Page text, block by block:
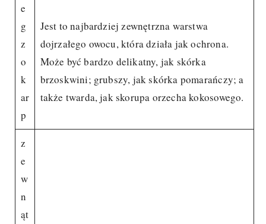
e
g
z
o
k
ar
p
Jest to najbardziej zewnętrzna warstwa
dojrzałego owocu, która działa jak ochrona.
Może być bardzo delikatny, jak skórka
brzoskwini; grubszy, jak skórka pomarańczy; a
także twarda, jak skorupa orzecha kokosowego.
z
e
w
n
ąt